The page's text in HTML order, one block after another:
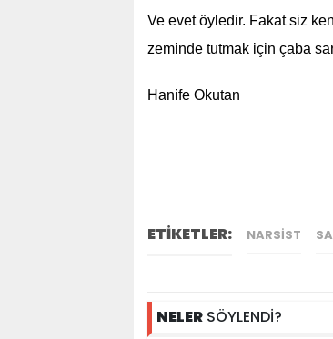
Ve evet öyledir. Fakat siz
zeminde tutmak için çaba
Hanife Okutan
ETİKETLER: NARSIST
NELER SÖYLENDİ?